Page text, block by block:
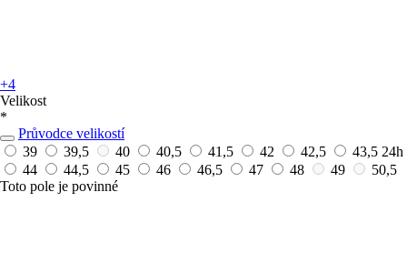
+4
Velikost
*
Průvodce velikostí
39
39,5 40 40,5 41,5 42 42,5 43,5 24h
44
44,5 45 46 46,5 47 48 49
50,5
Toto pole je povinné